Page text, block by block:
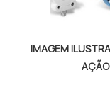
IMAGEM